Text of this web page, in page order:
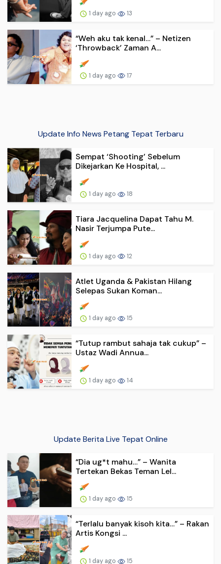
1 day ago 13
“Weh aku tak kenal…” – Netizen
‘Throwback’ Zaman A...
1 day ago 17
Update Info News Petang Tepat Terbaru
Sempat ‘Shooting’ Sebelum
Dikejarkan Ke Hospital, ...
1 day ago 18
Tiara Jacquelina Dapat Tahu M.
Nasir Terjumpa Pute...
1 day ago 12
Atlet Uganda & Pakistan Hilang
Selepas Sukan Koman...
1 day ago 15
“Tutup rambut sahaja tak cukup” –
Ustaz Wadi Annua...
1 day ago 14
Update Berita Live Tepat Online
“Dia ug*t mahu…” – Wanita
Tertekan Bekas Teman Lel...
1 day ago 15
“Terlalu banyak kisoh kita…” – Rakan
Artis Kongsi ...
1 day ago 15